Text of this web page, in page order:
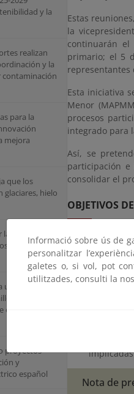
y la
realizan
y la
contaminación
para la
mejora
que los
glaciares, hielo
usos
nuevo
para
en
proyectos
y
español
Estas
la
continuarán
primario; el 5
representantes
Esta iniciativa
Menor
procesos
integrado para
Así, se
participación
consolidar el
OBJETIVOS
Otros objetivos
Informar
reflexionar
Nota de
Informació sobre ús de
personalitzar
galetes o, si vol, pot
utilitzades, consulti la